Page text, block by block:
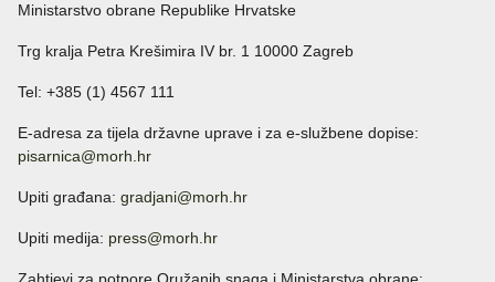
Ministarstvo obrane Republike Hrvatske
Trg kralja Petra Krešimira IV br. 1 10000 Zagreb
Tel: +385 (1) 4567 111
E-adresa za tijela državne uprave i za e-službene dopise:
pisarnica@morh.hr
Upiti građana: gradjani@morh.hr
Upiti medija: press@morh.hr